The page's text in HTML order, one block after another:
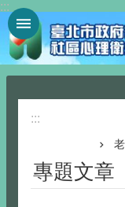
跳到主要內容區塊
:::
:::
專題文章